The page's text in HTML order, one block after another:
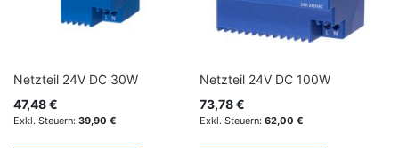
Netzteil 24V DC 30W
47,48 €
39,90 €
Netzteil 24V DC 100W
73,78 €
62,00 €